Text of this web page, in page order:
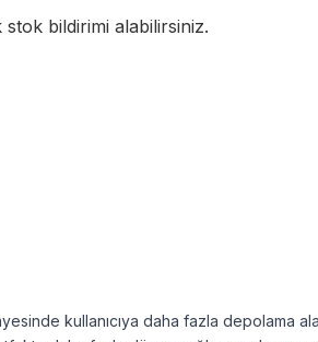
bildirimi alabilirsiniz.
kullanıcıya daha fazla